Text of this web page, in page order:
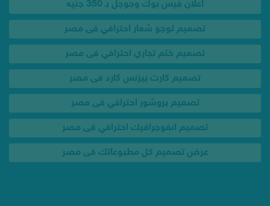
تصميم بروشور احترافي فى مصر
تصميم انفوجرافيك احترافي فى مصر
عرض تصميم كل مطبوعاتك فى مصر